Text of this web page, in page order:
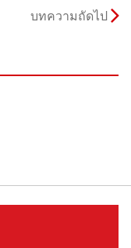
บทความถัดไป